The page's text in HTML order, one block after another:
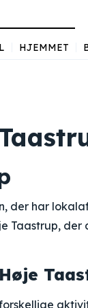
HJEMMET
der har
Taastrup,